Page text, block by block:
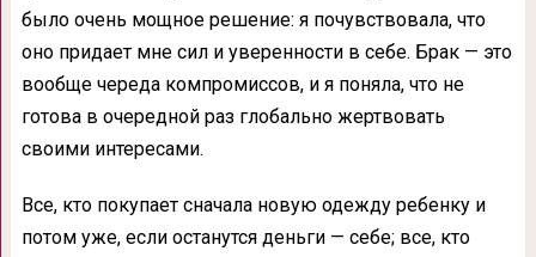
было очень мощное решение: я почувствовала, что
оно придает мне сил и уверенности в себе. Брак — это
вообще череда компромиссов, и я поняла, что не
готова в очередной раз глобально жертвовать
своими интересами.
Все, кто покупает сначала новую одежду ребенку и
потом уже, если останутся деньги — себе; все, кто